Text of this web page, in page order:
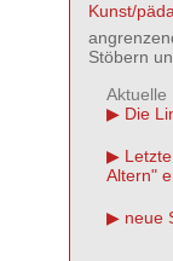
Kunst/
Stöbern
Aktuelle
Die
Altern"
neue